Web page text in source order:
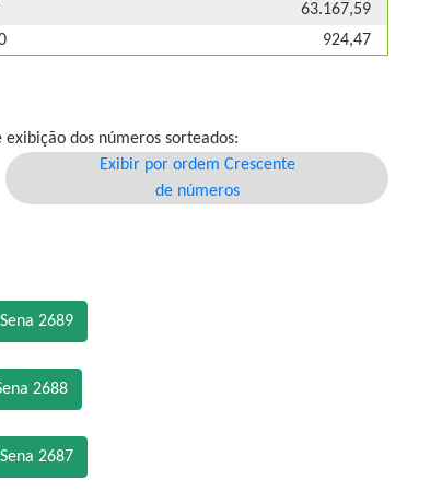
63.167,59
924,47
exibição dos números sorteados:
Exibir por ordem Crescente
de números
2689
2688
2687